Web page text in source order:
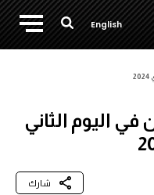
English
في اليوم الثاني
شارك